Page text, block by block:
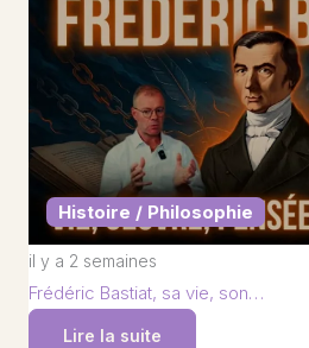
Histoire / Philosophie
il y a 2 semaines
Frédéric Bastiat, sa vie, son…
Lire la suite